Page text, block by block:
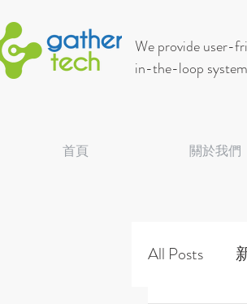
We provide user-
in-the-loop
首頁 關於我們
All Posts